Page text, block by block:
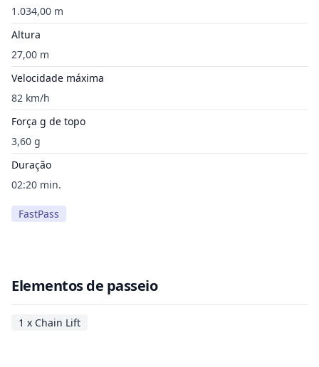
1.034,00 m
Altura
27,00 m
Velocidade máxima
82 km/h
Força g de topo
3,60 g
Duração
02:20 min.
FastPass
Elementos de passeio
1 x Chain Lift